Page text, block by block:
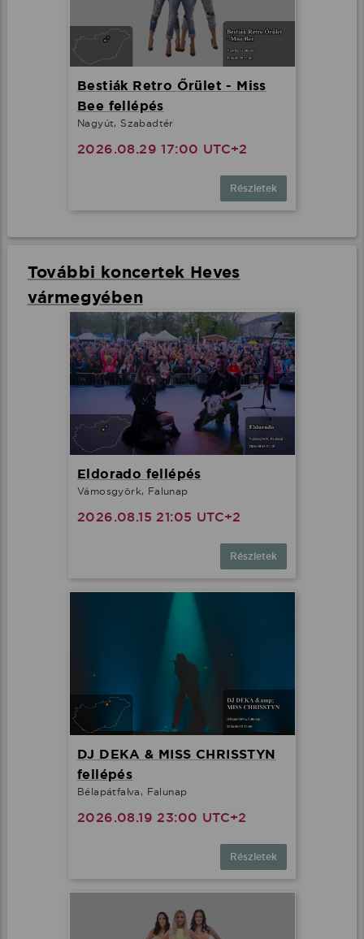
Bestiák Retro Őrület - Miss
Bee fellépés
Nagyút, Szabadtér
2026.08.29 17:00 UTC+2
Részletek
További koncertek Heves
vármegyében
Eldorado fellépés
Vámosgyörk, Falunap
2026.08.15 21:05 UTC+2
Részletek
DJ DEKA & MISS CHRISSTYN
fellépés
Bélapátfalva, Falunap
2026.08.19 23:00 UTC+2
Részletek